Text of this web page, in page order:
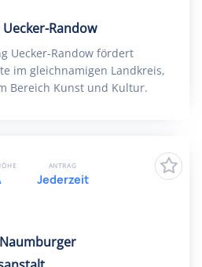
Randow
Uecker-Randow fördert
im gleichnamigen Landkreis,
Bereich Kunst und Kultur.
ANTRAG
Jederzeit